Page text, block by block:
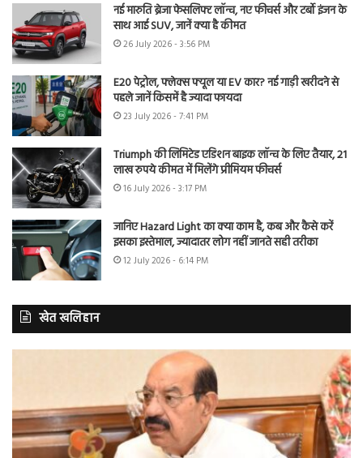
नई मारुति ब्रेजा फेसलिफ्ट लॉन्च, नए फीचर्स और टर्बो इंजन के
साथ आई SUV, जानें क्या है कीमत
26 July 2026 - 3:56 PM
E20 पेट्रोल, फ्लेक्स फ्यूल या EV कार? नई गाड़ी खरीदने से
पहले जानें किसमें है ज्यादा फायदा
23 July 2026 - 7:41 PM
Triumph की लिमिटेड एडिशन बाइक लॉन्च के लिए तैयार, 21
लाख रुपये कीमत में मिलेंगे प्रीमियम फीचर्स
16 July 2026 - 3:17 PM
जानिए Hazard Light का क्या काम है, कब और कैसे करें
इसका इस्तेमाल, ज्यादातर लोग नहीं जानते सही तरीका
12 July 2026 - 6:14 PM
खेत खलिहान